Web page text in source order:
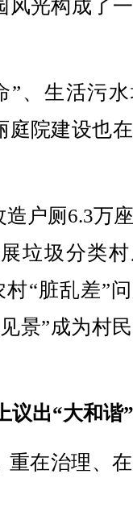
风光构成了
生活污水
庭院建设也
户厕6.3万
垃圾分类
村“脏乱差”
景”成为村
议出“大和谐”
在治理、